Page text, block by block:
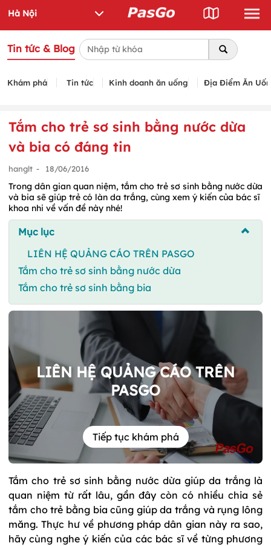
Tin tức & Blog
Khám phá Tin tức Kinh doanh ăn uống Địa Điểm Ăn
Tắm cho trẻ sơ sinh bằng nước dừa
và bia có đáng tin
hanglt - 18/06/2016
Trong dân gian quan niệm, tắm cho trẻ sơ sinh bằng nước dừa
và bia sẽ giúp trẻ có làn da trắng, cùng xem ý kiến của bác sĩ
khoa nhi về vấn đề này nhé!
Mục lục
LIÊN HỆ QUẢNG CÁO TRÊN PASGO
Tắm cho trẻ sơ sinh bằng nước dừa
Tắm cho trẻ sơ sinh bằng bia
LIÊN HỆ QUẢNG CÁO TRÊN
PASGO
Tiếp tục khám phá
Tắm cho trẻ sơ sinh bằng nước dừa giúp da trắng là
quan niệm từ rất lâu, gần đây còn có nhiều chia sẻ
tắm cho trẻ bằng bia cũng giúp da trắng và rụng lông
măng. Thực hư về phương pháp dân gian này ra sao,
hãy cùng nghe ý kiến của các bác sĩ về từng phương